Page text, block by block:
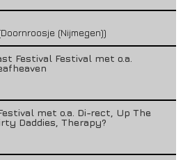
(Nijmegen))
Festival Festival met o.a.
met o.a. Di-rect, Up The
Daddies, Therapy?